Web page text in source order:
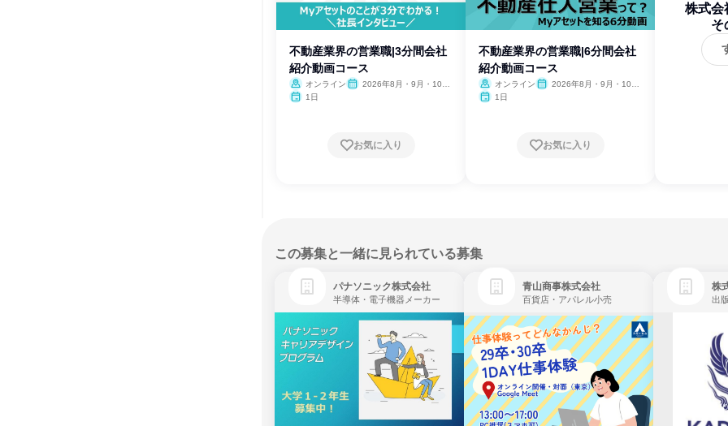
不動産業界の営業職|3分間会社
紹介動画コース
オンライン
2026年8月・9月・10
1日
お気に入り
不動産業界の営業職|6分間会社
紹介動画コース
オンライン
2026年8月・9月・10
1日
お気に入り
株式会
そ
この募集と一緒に見られている募集
パナソニック株式会社
半導体・電子機器メーカー
青山商事株式会社
百貨店・アパレル小売
株
出